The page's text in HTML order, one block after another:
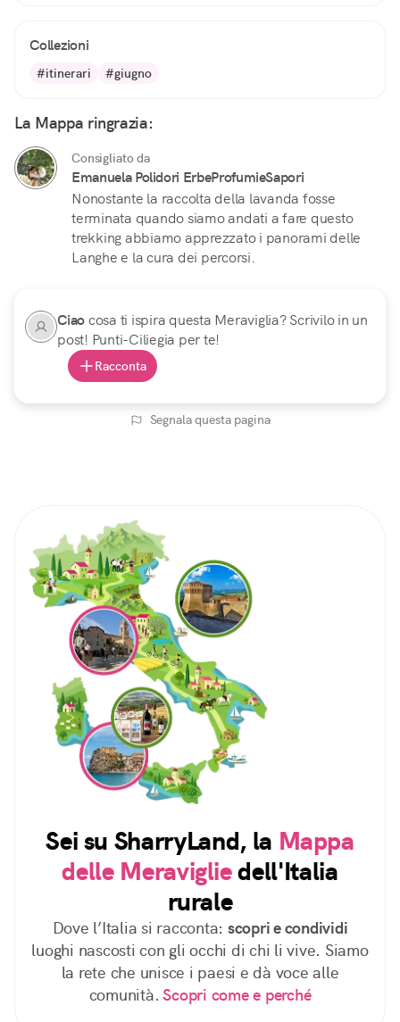
Collezioni
#itinerari #giugno
La Mappa ringrazia:
Consigliato da
Emanuela Polidori ErbeProfumieSapori
Nonostante la raccolta della lavanda fosse
terminata quando siamo andati a fare questo
trekking abbiamo apprezzato i panorami delle
Langhe e la cura dei percorsi.
Ciaocosa ti ispira questa Meraviglia? Scrivilo in un
post! Punti-Ciliegia per te!
Racconta
Segnala questa pagina
Sei su SharryLand, la Mappa
delle Meravigliedell'Italia
rurale
Dove l’Italia si racconta: scopri e condividi
luoghi nascosti con gli occhi di chi li vive. Siamo
la rete che unisce i paesi e dà voce alle
comunità. Scopri come e perché